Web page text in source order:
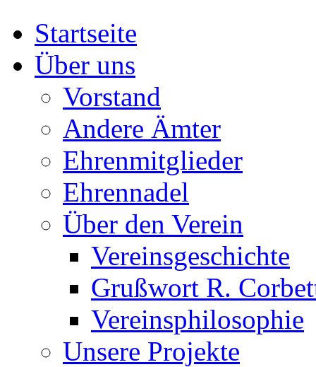
Startseite
Über uns
Vorstand
Andere Ämter
Ehrenmitglieder
Ehrennadel
Über den Verein
Vereinsgeschichte
Grußwort R.
Vereinsphilosophie
Unsere Projekte